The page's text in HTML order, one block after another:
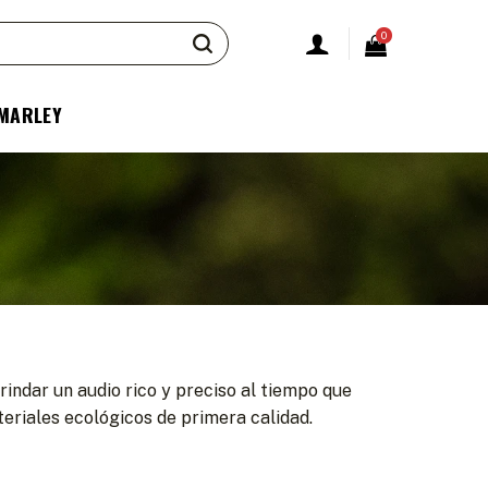
0
un audio rico y preciso al tiempo que
ecológicos de primera calidad.